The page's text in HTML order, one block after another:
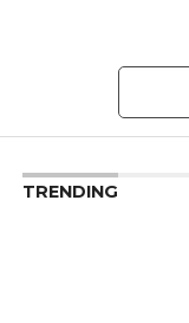
TRENDING